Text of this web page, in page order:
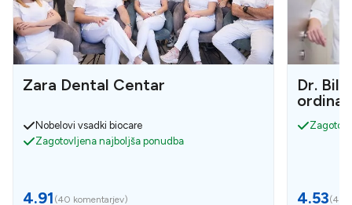
Zara Dental Centar
Nobelovi vsadki biocare
Zagotovljena najboljša ponudba
4.91 (40 komentarjev)
Dr.
4.53(4